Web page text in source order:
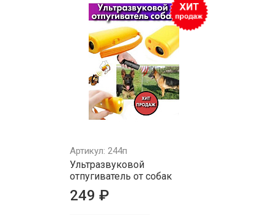
Артикул: 244п
Ультразвуковой
отпугиватель от собак
249 ₽